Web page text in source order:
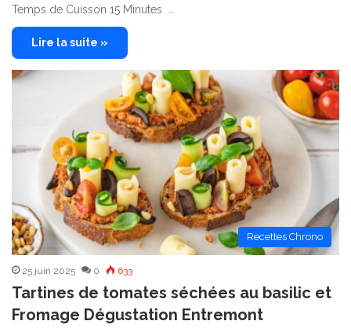
Temps de Cuisson 15 Minutes …
Lire la suite »
Recettes Chrono
25 juin 2025 0 633
Tartines de tomates séchées au basilic et
Fromage Dégustation Entremont